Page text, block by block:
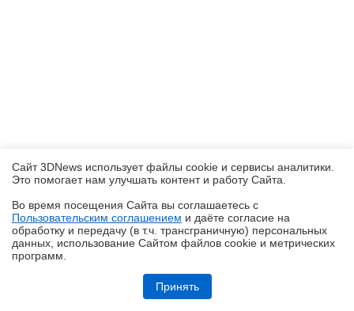
Кремний-углеродные батареи становятся массовыми
Сайт 3DNews использует файлы cookie и сервисы аналитики.
Это помогает нам улучшать контент и работу Cайта.
Во время посещения Cайта вы соглашаетесь с
Пользовательским соглашением и даёте согласие на
обработку и передачу (в т.ч. трансграничную) персональных
данных, использование Cайтом файлов cookie и метрических
программ.
Принять